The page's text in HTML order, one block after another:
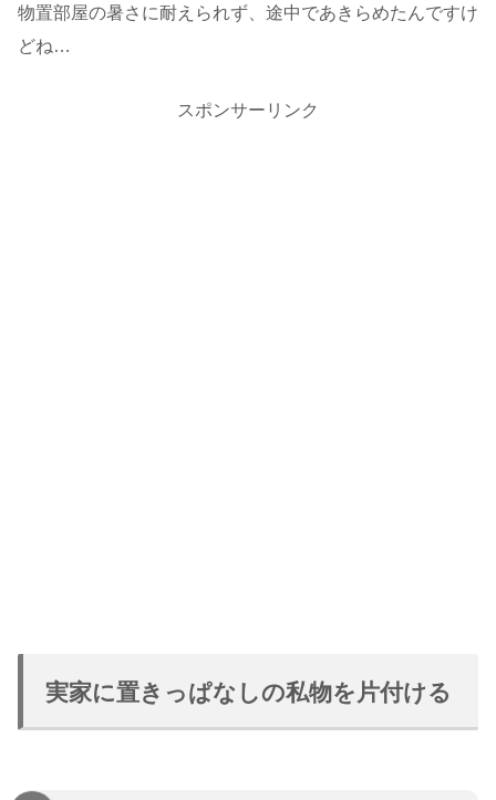
物置部屋の暑さに耐えられず、途中であきらめたんですけ
どね…
スポンサーリンク
実家に置きっぱなしの私物を片付ける